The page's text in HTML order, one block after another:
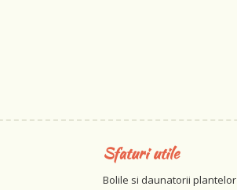
Sfaturi utile
Bolile si daunatorii plantelor